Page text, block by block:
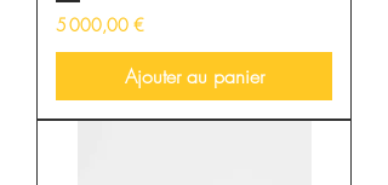
Prix
5 000,00 €
Ajouter au panier